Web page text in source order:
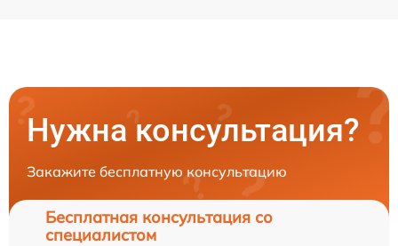
Нужна консультация?
Закажите бесплатную консультацию
Бесплатная консультация со
специалистом